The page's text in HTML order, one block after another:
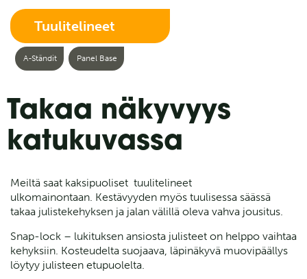
Tuulitelineet
A-Ständit Panel Base
Takaa näkyvyys
katukuvassa
Meiltä saat kaksipuoliset tuulitelineet
ulkomainontaan. Kestävyyden myös tuulisessa säässä
takaa julistekehyksen ja jalan välillä oleva vahva jousitus.
Snap-lock – lukituksen ansiosta julisteet on helppo vaihtaa
kehyksiin. Kosteudelta suojaava, läpinäkyvä muovipäällys
löytyy julisteen etupuolelta.